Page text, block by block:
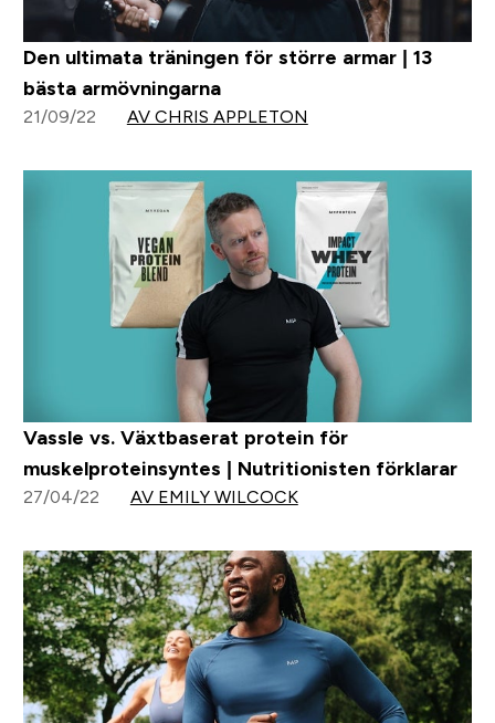
Den ultimata träningen för större armar | 13
bästa armövningarna
21/09/22 AV CHRIS APPLETON
Vassle vs. Växtbaserat protein för
muskelproteinsyntes | Nutritionisten förklarar
27/04/22 AV EMILY WILCOCK